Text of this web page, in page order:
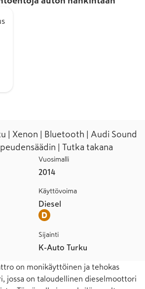
| Xenon | Bluetooth | Audi Sound
| Tutka takana
Vuosimalli
2014
Käyttövoima
Diesel
Sijainti
K-Auto Turku
on monikäyttöinen ja tehokas
jossa on taloudellinen dieselmoottori